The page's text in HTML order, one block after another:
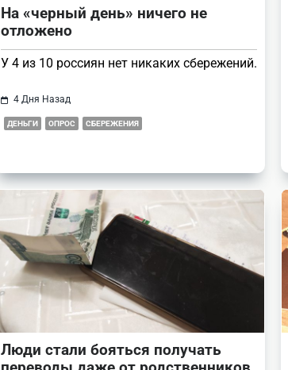
На «черный день» ничего не
отложено
У 4 из 10 россиян нет никаких сбережений.
4 Дня Назад
ДЕНЬГИ ОПРОС СБЕРЕЖЕНИЯ
Люди стали бояться получать